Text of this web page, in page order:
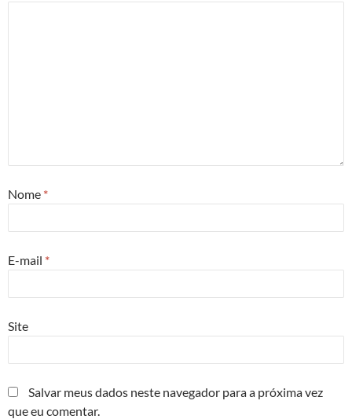
Nome *
E-mail *
Site
Salvar meus dados neste navegador para a próxima vez
que eu comentar.